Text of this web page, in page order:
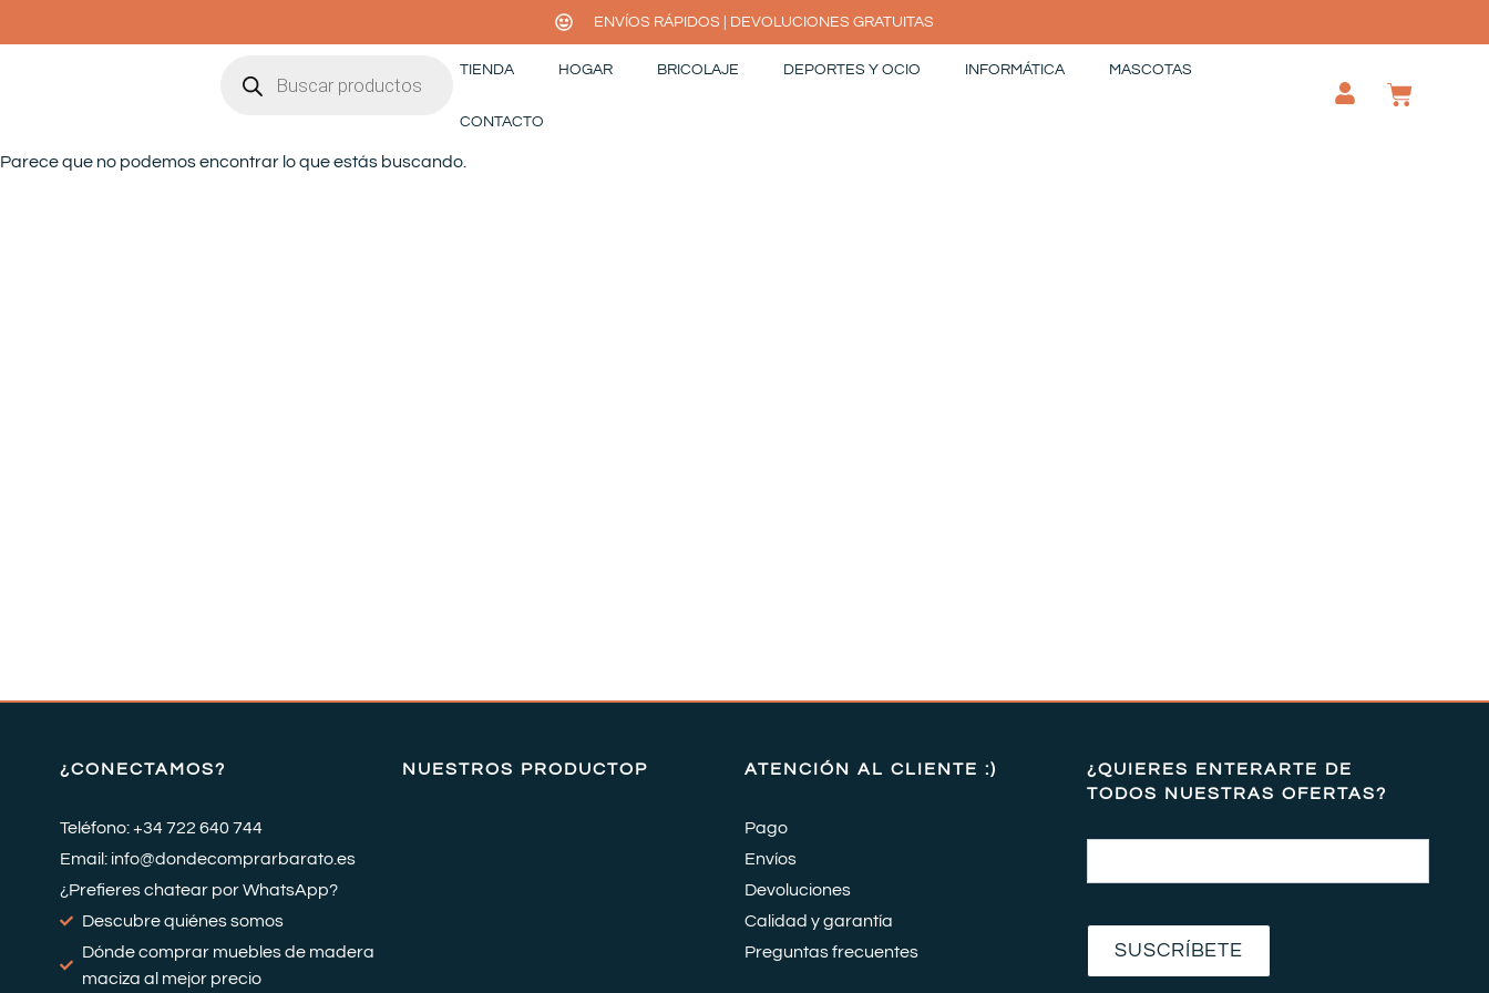
al
ENVÍOS RÁPIDOS | DEVOLUCIONES GRATUITAS
productos
TIENDA HOGAR BRICOLAJE DEPORTES Y OCIO INFORMÁTICA MASCOTAS
CONTACTO
Parece que no podemos encontrar lo que estás buscando.
¿CONECTAMOS?
Teléfono: +34 722 640 744
Email: info@dondecomprarbarato.es
¿Prefieres chatear por WhatsApp?
Descubre quiénes somos
Dónde comprar muebles de madera
maciza al mejor precio
NUESTROS PRODUCTOP ATENCIÓN AL CLIENTE :)
Pago
Envíos
Devoluciones
Calidad y garantía
Preguntas frecuentes
¿QUIERES ENTERARTE DE
TODOS NUESTRAS OFERTAS?
SUSCRÍBETE